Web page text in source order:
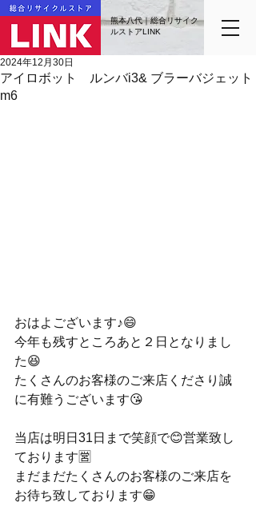
熊本八代｜総合リサイク
ルストアLINK
アイロボット ルンバi3& ブラーバジェット
m6
2024年12月30日
おはよございます♪😄
今年も残すところあと２日となりまし
た😆
たくさんのお客様のご来店くださり誠
に有難うございます😘
当店は明日31日まで笑顔で😊営業致し
ております🈺
まだまだたくさんのお客様のご来店を
お待ち致しております😁